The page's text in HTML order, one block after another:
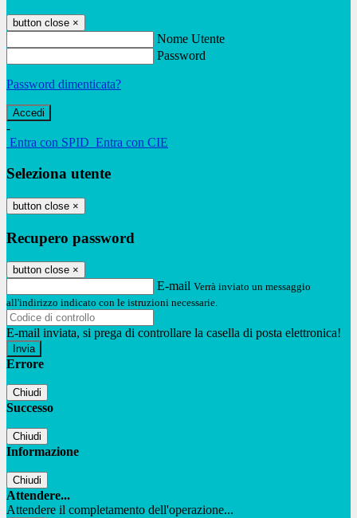
button close ×
Nome Utente
Password
Password dimenticata?
-
Entra con SPID Entra con CIE
Seleziona utente
button close ×
Recupero password
button close ×
E-mail Verrà inviato un messaggio
all'indirizzo indicato con le istruzioni necessarie.
E-mail inviata, si prega di controllare la casella di posta elettronica!
Errore
Chiudi
Successo
Chiudi
Informazione
Chiudi
Attendere...
Attendere il completamento dell'operazione...